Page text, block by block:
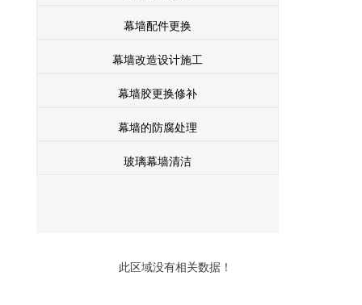
幕墙配件更换
幕墙改造设计施工
幕墙胶更换修补
幕墙的防腐处理
玻璃幕墙清洁
此区域没有相关数据！